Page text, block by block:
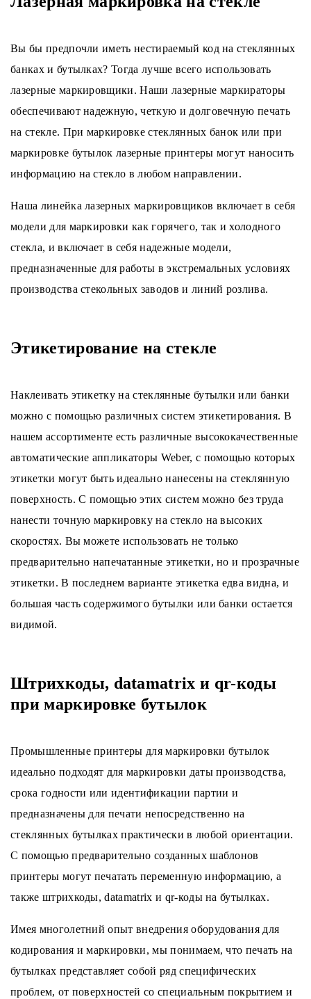
Вы бы предпочли иметь нестираемый код на стеклянных
банках и бутылках? Тогда лучше всего использовать
лазерные маркировщики. Наши лазерные маркираторы
обеспечивают надежную, четкую и долговечную печать
на стекле. При маркировке стеклянных банок или при
маркировке бутылок лазерные принтеры могут наносить
информацию на стекло в любом направлении.
Наша линейка лазерных маркировщиков включает в себя
модели для маркировки как горячего, так и холодного
стекла, и включает в себя надежные модели,
предназначенные для работы в экстремальных условиях
производства стекольных заводов и линий розлива.
Этикетирование на стекле
Наклеивать этикетку на стеклянные бутылки или банки
можно с помощью различных систем этикетирования. В
нашем ассортименте есть различные высококачественные
автоматические аппликаторы Weber, с помощью которых
этикетки могут быть идеально нанесены на стеклянную
поверхность. С помощью этих систем можно без труда
нанести точную маркировку на стекло на высоких
скоростях. Вы можете использовать не только
предварительно напечатанные этикетки, но и прозрачные
этикетки. В последнем варианте этикетка едва видна, и
большая часть содержимого бутылки или банки остается
видимой.
Штрихкоды, datamatrix и qr-коды
при маркировке бутылок
Промышленные принтеры для маркировки бутылок
идеально подходят для маркировки даты производства,
срока годности или идентификации партии и
предназначены для печати непосредственно на
стеклянных бутылках практически в любой ориентации.
С помощью предварительно созданных шаблонов
принтеры могут печатать переменную информацию, а
также штрихкоды, datamatrix и qr-коды на бутылках.
Имея многолетний опыт внедрения оборудования для
кодирования и маркировки, мы понимаем, что печать на
бутылках представляет собой ряд специфических
проблем, от поверхностей со специальным покрытием и